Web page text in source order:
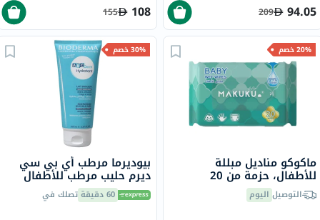
94.05
209
108
155
20% خصم
ماكوكو مناديل مبللة
للأطفال، حزمة من 20
التوصيل اليوم
30% خصم
بيوديرما مرطب أي بي سي
ديرم حليب مرطب للأطفال
للوجه والجسم 200 مل
60 دقيقة تصلك في